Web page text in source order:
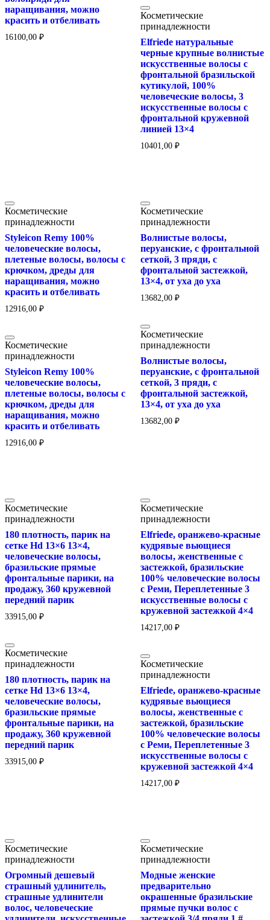
наращивания, можно
красить и отбеливать
16100,00 ₽
Косметические
принадлежности
Elfriede натуральные
черные крупные волнистые
искусственные волосы с
фронтальной бразильской
кутикулой, 100%
человеческие волосы, 3
искусственные волосы с
фронтальной кружевной
линией 13×4
10401,00 ₽
Косметические
принадлежности
Styleicon Remy 100%
человеческие волосы,
плетеные волосы, волосы с
крючком, дреды для
наращивания, можно
красить и отбеливать
12916,00 ₽
Косметические
принадлежности
Styleicon Remy 100%
человеческие волосы,
плетеные волосы, волосы с
крючком, дреды для
наращивания, можно
красить и отбеливать
12916,00 ₽
Косметические
принадлежности
Волнистые волосы,
перуанские, с фронтальной
сеткой, 3 пряди, с
фронтальной застежкой,
13×4, от уха до уха
13682,00 ₽
Косметические
принадлежности
Волнистые волосы,
перуанские, с фронтальной
сеткой, 3 пряди, с
фронтальной застежкой,
13×4, от уха до уха
13682,00 ₽
Косметические
принадлежности
180 плотность, парик на
сетке Hd 13×6 13×4,
человеческие волосы,
бразильские прямые
фронтальные парики, на
продажу, 360 кружевной
передний парик
33915,00 ₽
Косметические
принадлежности
180 плотность, парик на
сетке Hd 13×6 13×4,
человеческие волосы,
бразильские прямые
фронтальные парики, на
продажу, 360 кружевной
передний парик
33915,00 ₽
Косметические
принадлежности
Elfriede, оранжево-красные
кудрявые вьющиеся
волосы, женственные с
застежкой, бразильские
100% человеческие волосы
с Реми, Переплетенные 3
искусственные волосы с
кружевной застежкой 4×4
14217,00 ₽
Косметические
принадлежности
Elfriede, оранжево-красные
кудрявые вьющиеся
волосы, женственные с
застежкой, бразильские
100% человеческие волосы
с Реми, Переплетенные 3
искусственные волосы с
кружевной застежкой 4×4
14217,00 ₽
Косметические
принадлежности
Огромный дешевый
страшный удлинитель,
страшные удлинители
волос, человеческие
Косметические
принадлежности
Модные женские
предварительно
окрашенные бразильские
прямые пучки волос с